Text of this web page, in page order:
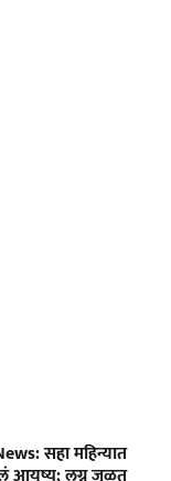
सहा महिन्यात